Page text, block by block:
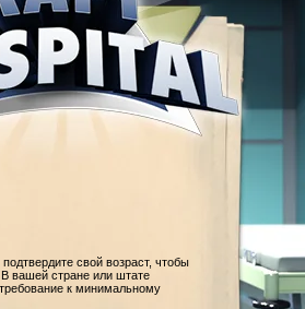
свой возраст, чтобы
вашей стране или штате
к минимальному